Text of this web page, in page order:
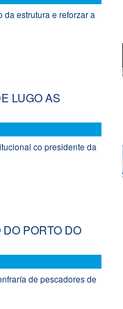
estrutura e reforzar a
LUGO AS
co presidente da
PORTO DO
de pescadores de